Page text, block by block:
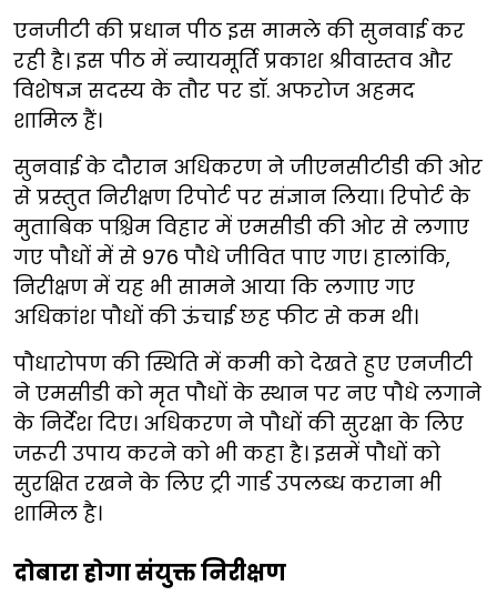
एनजीटी की प्रधान पीठ इस मामले की सुनवाई कर
रही है। इस पीठ में न्यायमूर्ति प्रकाश श्रीवास्तव और
विशेषज्ञ सदस्य के तौर पर डॉ. अफरोज अहमद
शामिल हैं।
सुनवाई के दौरान अधिकरण ने जीएनसीटीडी की ओर
से प्रस्तुत निरीक्षण रिपोर्ट पर संज्ञान लिया। रिपोर्ट के
मुताबिक पश्चिम विहार में एमसीडी की ओर से लगाए
गए पौधों में से 976 पौधे जीवित पाए गए। हालांकि,
निरीक्षण में यह भी सामने आया कि लगाए गए
अधिकांश पौधों की ऊंचाई छह फीट से कम थी।
पौधारोपण की स्थिति में कमी को देखते हुए एनजीटी
ने एमसीडी को मृत पौधों के स्थान पर नए पौधे लगाने
के निर्देश दिए। अधिकरण ने पौधों की सुरक्षा के लिए
जरूरी उपाय करने को भी कहा है। इसमें पौधों को
सुरक्षित रखने के लिए ट्री गार्ड उपलब्ध कराना भी
शामिल है।
दोबारा होगा संयुक्त निरीक्षण